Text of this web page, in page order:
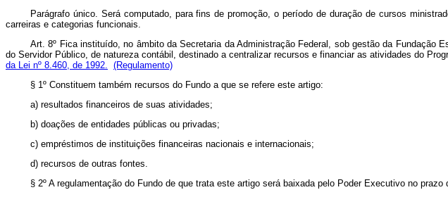
Parágrafo único. Será computado, para fins de promoção, o período de duração de cursos
carreiras e categorias funcionais.
Art. 8º Fica instituído, no âmbito da Secretaria da Administração Federal, sob gestão da Fundação
do Servidor Público, de natureza contábil, destinado a centralizar recursos e financiar as atividades do
da Lei nº 8.460, de 1992. (Regulamento)
§ 1º Constituem também recursos do Fundo a que se refere este artigo:
a) resultados financeiros de suas atividades;
b) doações de entidades públicas ou privadas;
c) empréstimos de instituições financeiras nacionais e internacionais;
d) recursos de outras fontes.
§ 2º A regulamentação do Fundo de que trata este artigo será baixada pelo Poder Executivo no